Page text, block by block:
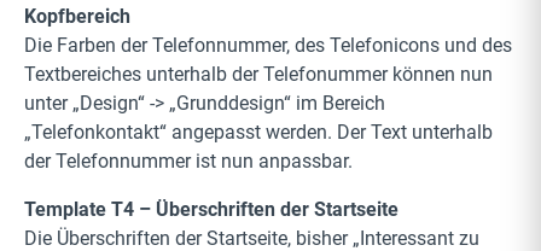
Kopfbereich
Die Farben der Telefonnummer, des Telefonicons und des
Textbereiches unterhalb der Telefonummer können nun
unter „Design“ -> „Grunddesign“ im Bereich
„Telefonkontakt“ angepasst werden. Der Text unterhalb
der Telefonnummer ist nun anpassbar.
Template T4 – Überschriften der Startseite
Die Überschriften der Startseite, bisher „Interessant zu